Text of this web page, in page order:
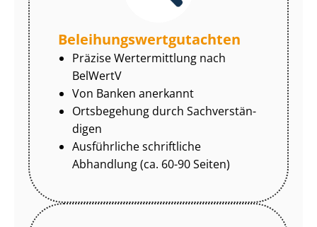
Be­lei­hungs­wert­gut­ach­ten
Präzise Wertermittlung nach
BelWertV
Von Banken anerkannt
Ortsbegehung durch Sach­ver­stän­
di­gen
Ausführliche schriftliche
Abhandlung (ca. 60-90 Seiten)